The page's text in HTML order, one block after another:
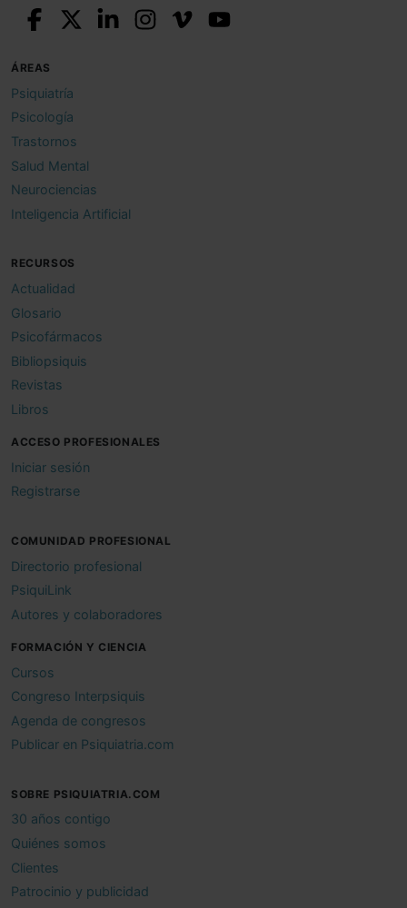
ÁREAS
Psiquiatría
Psicología
Trastornos
Salud Mental
Neurociencias
Inteligencia Artificial
RECURSOS
Actualidad
Glosario
Psicofármacos
Bibliopsiquis
Revistas
Libros
ACCESO PROFESIONALES
Iniciar sesión
Registrarse
COMUNIDAD PROFESIONAL
Directorio profesional
PsiquiLink
Autores y colaboradores
FORMACIÓN Y CIENCIA
Cursos
Congreso Interpsiquis
Agenda de congresos
Publicar en Psiquiatria.com
SOBRE PSIQUIATRIA.COM
30 años contigo
Quiénes somos
Clientes
Patrocinio y publicidad